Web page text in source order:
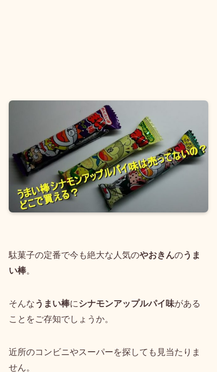
駄菓子の定番で今も絶大な人気のやおきんのうま
い棒。
そんな うまい棒に シナモンアップルパイ味がある
ことをご存知でしょうか。
近所のコンビニやスーパーを探しても見当たりま
せん。